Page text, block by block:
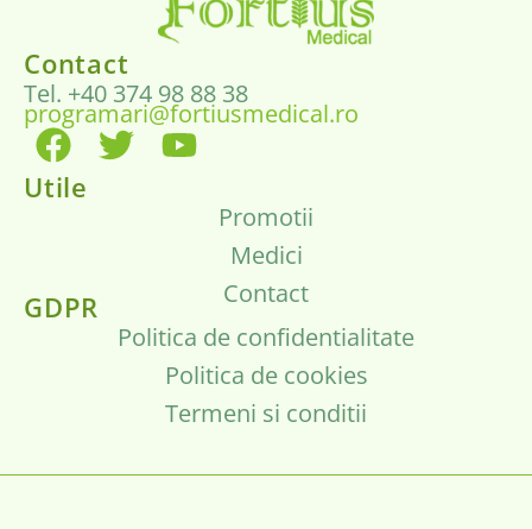
Contact
Tel. +40 374 98 88 38
programari@fortiusmedical.ro
Utile
Promotii
Medici
Contact
GDPR
Politica de confidentialitate
Politica de cookies
Termeni si conditii